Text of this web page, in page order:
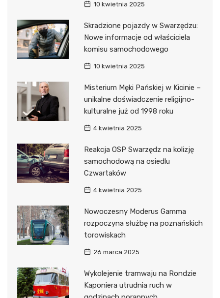
10 kwietnia 2025
Skradzione pojazdy w Swarzędzu:
Nowe informacje od właściciela
komisu samochodowego
10 kwietnia 2025
Misterium Męki Pańskiej w Kicinie –
unikalne doświadczenie religijno-
kulturalne już od 1998 roku
4 kwietnia 2025
Reakcja OSP Swarzędz na kolizję
samochodową na osiedlu
Czwartaków
4 kwietnia 2025
Nowoczesny Moderus Gamma
rozpoczyna służbę na poznańskich
torowiskach
26 marca 2025
Wykolejenie tramwaju na Rondzie
Kaponiera utrudnia ruch w